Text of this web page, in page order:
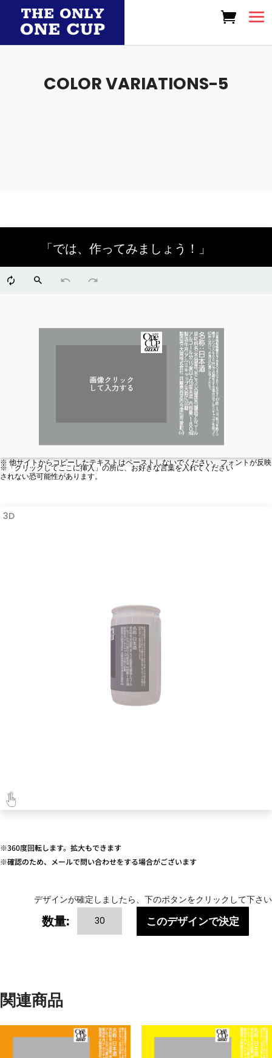
COLOR VARIATIONS-5
※360度回転します。拡大もできます
※確認のため、メールで問い合わせをする場合がございます
デザインが確定しましたら、下のボタンをクリックして下さい
数量:
VARIATIONS-
このデザインで決定
関連商品